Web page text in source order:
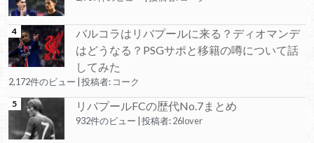
バルコラはリバプールに来る？ディオマンデ
はどうなる？PSGサポと移籍の噂について話
してみた
2,172件のビュー |投稿者: コーク
リバプールFCの歴代No.7まとめ
932件のビュー |投稿者:26lover